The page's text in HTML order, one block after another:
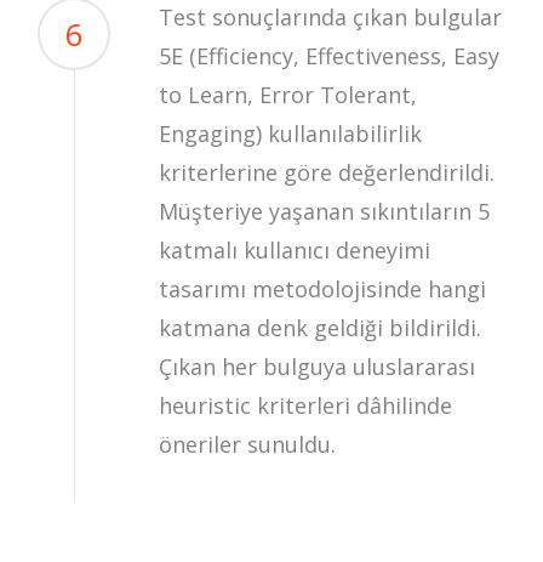
6
Test sonuçlarında çıkan bulgular
5E (Efficiency, Effectiveness, Easy
to Learn, Error Tolerant,
Engaging) kullanılabilirlik
kriterlerine göre değerlendirildi.
Müşteriye yaşanan sıkıntıların 5
katmalı kullanıcı deneyimi
tasarımı metodolojisinde hangi
katmana denk geldiği bildirildi.
Çıkan her bulguya uluslararası
heuristic kriterleri dâhilinde
öneriler sunuldu.